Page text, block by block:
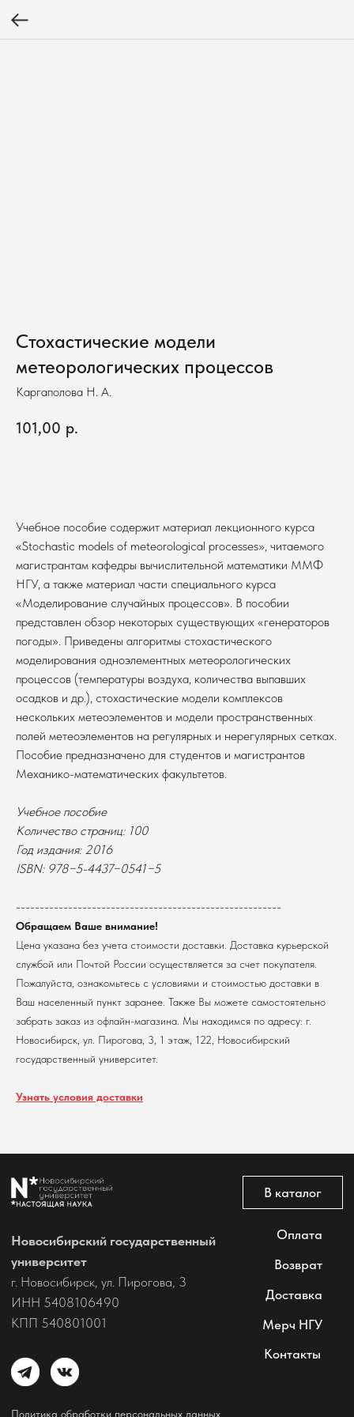
Стохастические модели
метеорологических процессов
Каргаполова Н. А.
101,00 р.
Учебное пособие содержит материал лекционного курса
«Stochastic models of meteorological processes», читаемого
магистрантам кафедры вычислительной математики ММФ
НГУ, а также материал части специального курса
«Моделирование случайных процессов». В пособии
представлен обзор некоторых существующих «генераторов
погоды». Приведены алгоритмы стохастического
моделирования одноэлементных метеорологических
процессов (температуры воздуха, количества выпавших
осадков и др.), стохастические модели комплексов
нескольких метеоэлементов и модели пространственных
полей метеоэлементов на регулярных и нерегулярных сетках.
Пособие предназначено для студентов и магистрантов
Механико-математических факультетов.
Учебное пособие
Количество страниц: 100
Год издания: 2016
ISBN: 978−5-4437−0541−5
--------------------------------------------------------
Обращаем Ваше внимание!
Цена указана без учета стоимости доставки. Доставка курьерской
службой или Почтой России осуществляется за счет покупателя.
Пожалуйста, ознакомьтесь с условиями и стоимостью доставки в
Ваш населенный пункт заранее. Также Вы можете самостоятельно
забрать заказ из офлайн-магазина. Мы находимся по адресу: г.
Новосибирск, ул. Пирогова, 3, 1 этаж, 122, Новосибирский
государственный университет.
Узнать условия доставки
Контакты
Мерч НГУ
@2026 Новосибирский государственный университет.
Все права защищены
Политика обработки персональных данных
Согласие на обработку персональных данных
пользователей сайта
ИНН 5408106490
КПП 540801001